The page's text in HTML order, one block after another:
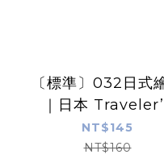
〔標準〕032日式
｜日本
Notebook
NT$145
NT$160